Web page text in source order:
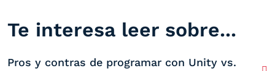
Te interesa leer sobre...
Pros y contras de programar con Unity vs.